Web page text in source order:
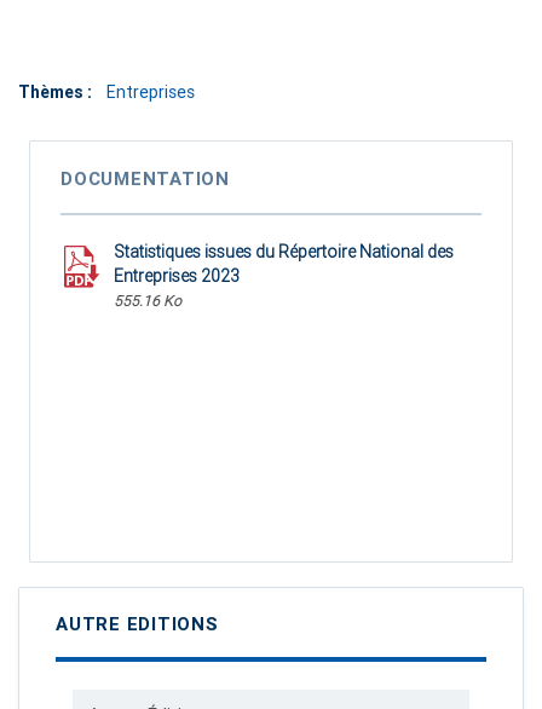
Thèmes : Entreprises
DOCUMENTATION
Statistiques issues du Répertoire National des
Entreprises 2023
555.16 Ko
AUTRE EDITIONS